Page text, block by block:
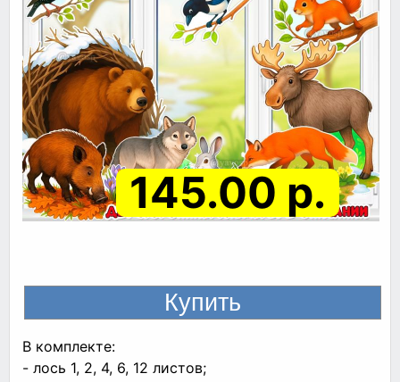
145.00 р.
В комплекте:
- лось 1, 2, 4, 6, 12 листов;